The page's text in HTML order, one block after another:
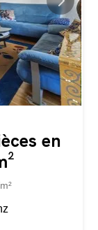
induction
dans l’entrée
avec un
situé dans
en